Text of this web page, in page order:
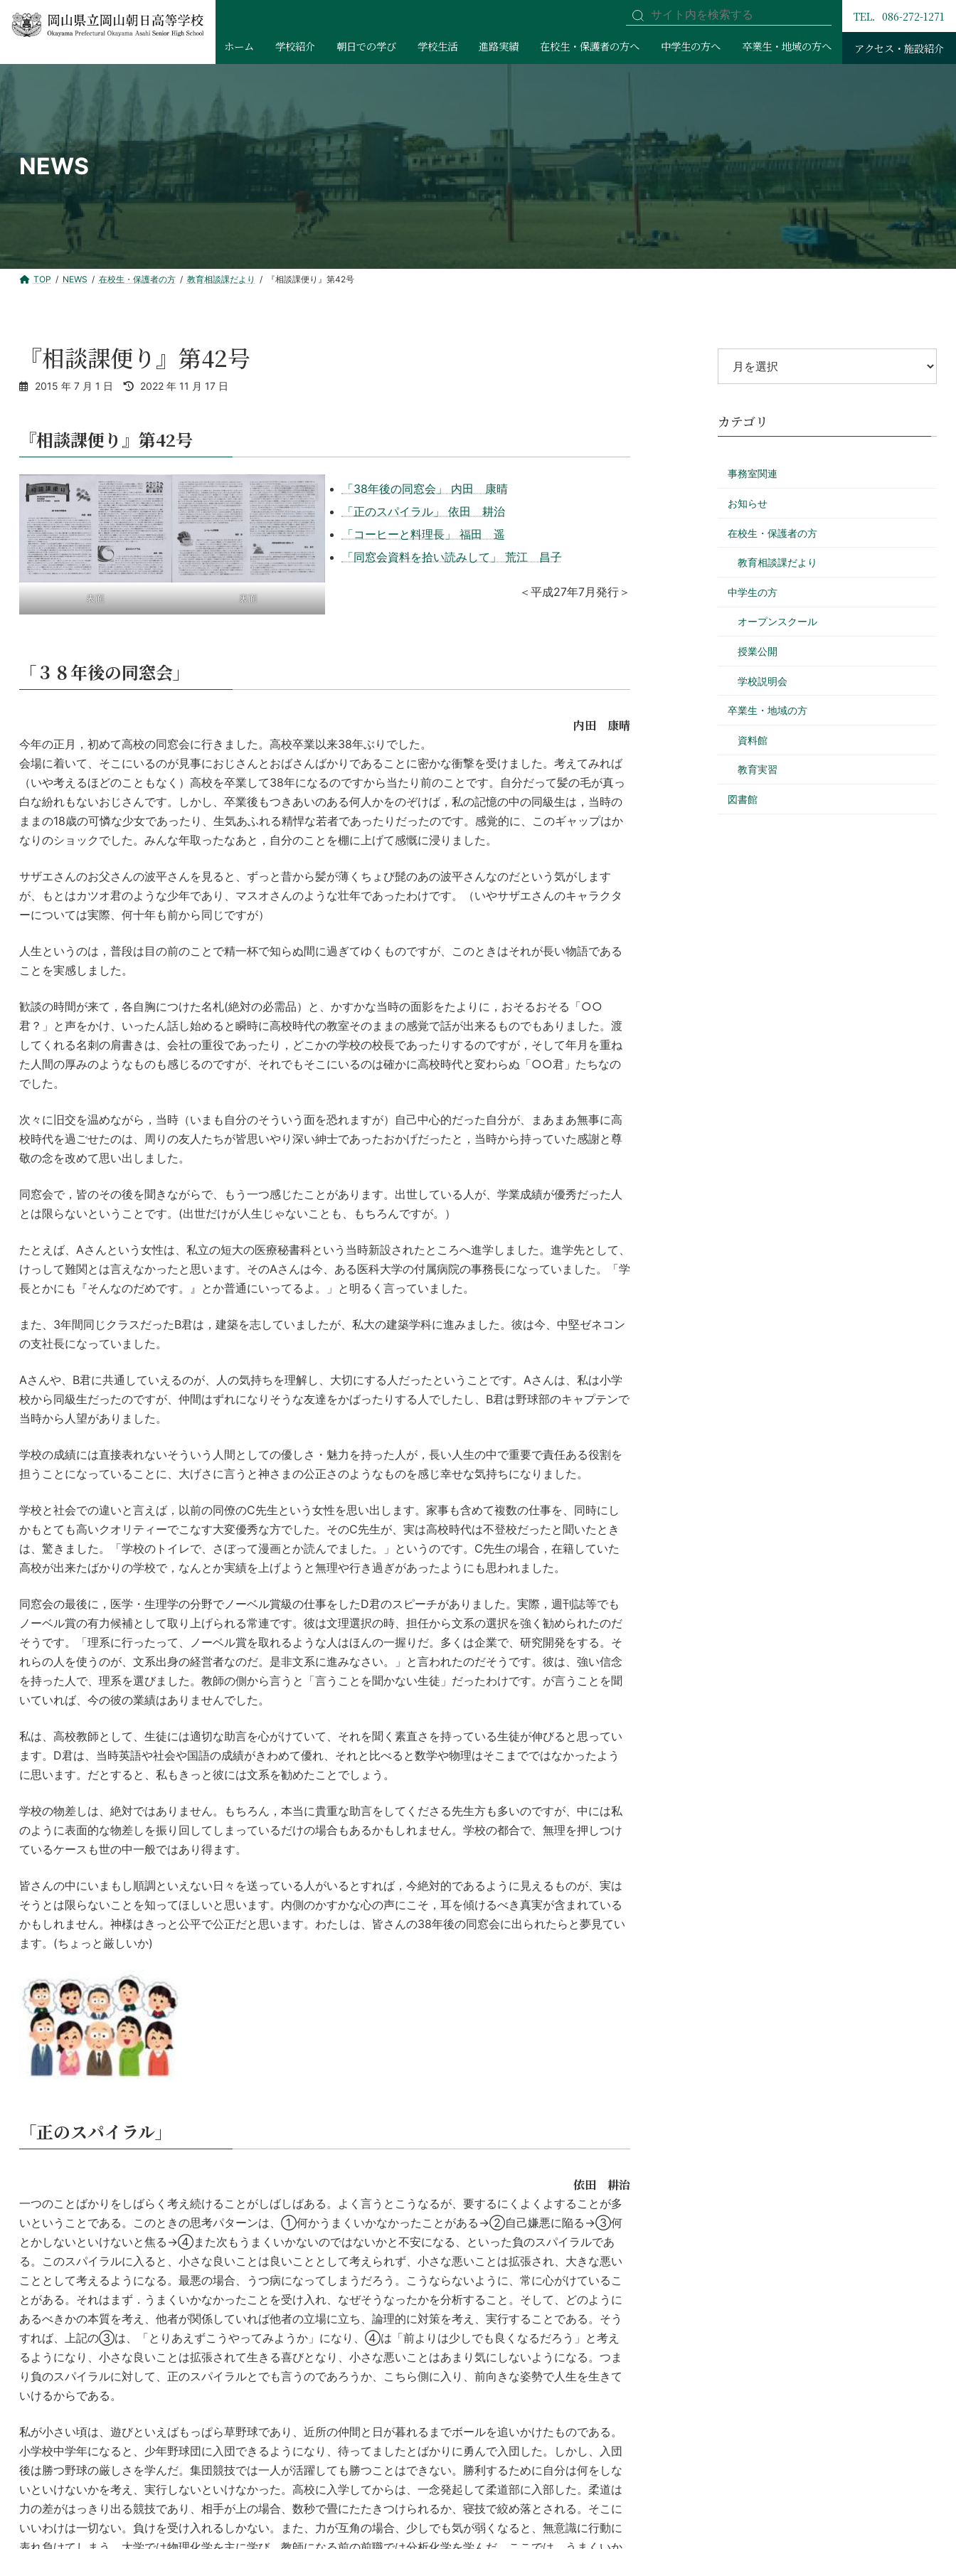
ス
キ
ッ
ン
に
移
TEL．086-272-1271
アクセス・施設紹介
ホーム 学校紹介 朝日での学び 学校生活 進路実績 在校生・保護者の方へ 中学生の方へ 卒業生・地域の方へ
NEWS
TOP NEWS 在校生・保護者の方 教育相談課だより 『相談課便り』第42号
『相談課便り』第42号
2015 年 7 月 1 日
最
新
日
時
:
2022 年 11 月 17 日
『相談課便り』第42号
表面 裏面
「38年後の同窓会」 内田 康晴
「正のスパイラル」 依田 耕治
「コーヒーと料理長」 福田 遥
「同窓会資料を拾い読みして」 荒江 昌子
＜平成27年7月発行＞
「３８年後の同窓会」
内田 康晴
今年の正月，初めて高校の同窓会に行きました。高校卒業以来38年ぶりでした。
会場に着いて、そこにいるのが見事におじさんとおばさんばかりであることに密かな衝撃を受けました。考えてみれば
（いや考えるほどのこともなく）高校を卒業して38年になるのですから当たり前のことです。自分だって髪の毛が真っ
白な紛れもないおじさんです。しかし、卒業後もつきあいのある何人かをのぞけば，私の記憶の中の同級生は，当時の
ままの18歳の可憐な少女であったり、生気あふれる精悍な若者であったりだったのです。感覚的に、このギャップはか
なりのショックでした。みんな年取ったなあと，自分のことを棚に上げて感慨に浸りました。
サザエさんのお父さんの波平さんを見ると、ずっと昔から髪が薄くちょび髭のあの波平さんなのだという気がします
が、もとはカツオ君のような少年であり、マスオさんのような壮年であったわけです。（いやサザエさんのキャラクタ
ーについては実際、何十年も前から同じですが）
人生というのは，普段は目の前のことで精一杯で知らぬ間に過ぎてゆくものですが、このときはそれが長い物語である
ことを実感しました。
歓談の時間が来て，各自胸につけた名札(絶対の必需品）と、かすかな当時の面影をたよりに，おそるおそる「○○
君？」と声をかけ、いったん話し始めると瞬時に高校時代の教室そのままの感覚で話が出来るものでもありました。渡
してくれる名刺の肩書きは、会社の重役であったり，どこかの学校の校長であったりするのですが，そして年月を重ね
た人間の厚みのようなものも感じるのですが、それでもそこにいるのは確かに高校時代と変わらぬ「○○君」たちなの
でした。
次々に旧交を温めながら，当時（いまも自分のそういう面を恐れますが）自己中心的だった自分が、まあまあ無事に高
校時代を過ごせたのは、周りの友人たちが皆思いやり深い紳士であったおかげだったと，当時から持っていた感謝と尊
敬の念を改めて思い出しました。
同窓会で，皆のその後を聞きながらで、もう一つ感じたことがあります。出世している人が、学業成績が優秀だった人
とは限らないということです。(出世だけが人生じゃないことも、もちろんですが。）
たとえば、Aさんという女性は、私立の短大の医療秘書科という当時新設されたところへ進学しました。進学先として、
けっして難関とは言えなかったと思います。そのAさんは今、ある医科大学の付属病院の事務長になっていました。「学
長とかにも『そんなのだめです。』とか普通にいってるよ。」と明るく言っていました。
また、3年間同じクラスだったB君は，建築を志していましたが、私大の建築学科に進みました。彼は今、中堅ゼネコン
の支社長になっていました。
Aさんや、B君に共通していえるのが、人の気持ちを理解し、大切にする人だったということです。Aさんは、私は小学
校から同級生だったのですが、仲間はずれになりそうな友達をかばったりする人でしたし、B君は野球部のキャプテンで
当時から人望がありました。
学校の成績には直接表れないそういう人間としての優しさ・魅力を持った人が，長い人生の中で重要で責任ある役割を
担うことになっていることに、大げさに言うと神さまの公正さのようなものを感じ幸せな気持ちになりました。
学校と社会での違いと言えば，以前の同僚のC先生という女性を思い出します。家事も含めて複数の仕事を、同時にし
かもとても高いクオリティーでこなす大変優秀な方でした。そのC先生が、実は高校時代は不登校だったと聞いたとき
は、驚きました。「学校のトイレで、さぼって漫画とか読んでました。」というのです。C先生の場合，在籍していた
高校が出来たばかりの学校で，なんとか実績を上げようと無理や行き過ぎがあったようにも思われました。
同窓会の最後に，医学・生理学の分野でノーベル賞級の仕事をしたD君のスピーチがありました。実際，週刊誌等でも
ノーベル賞の有力候補として取り上げられる常連です。彼は文理選択の時、担任から文系の選択を強く勧められたのだ
そうです。「理系に行ったって、ノーベル賞を取れるような人はほんの一握りだ。多くは企業で、研究開発をする。そ
れらの人を使うのが、文系出身の経営者なのだ。是非文系に進みなさい。」と言われたのだそうです。彼は、強い信念
を持った人で、理系を選びました。教師の側から言うと「言うことを聞かない生徒」だったわけです。が言うことを聞
いていれば、今の彼の業績はありませんでした。
私は、高校教師として、生徒には適切な助言を心がけていて、それを聞く素直さを持っている生徒が伸びると思ってい
ます。D君は、当時英語や社会や国語の成績がきわめて優れ、それと比べると数学や物理はそこまでではなかったよう
に思います。だとすると、私もきっと彼には文系を勧めたことでしょう。
学校の物差しは、絶対ではありません。もちろん，本当に貴重な助言をしてくださる先生方も多いのですが、中には私
のように表面的な物差しを振り回してしまっているだけの場合もあるかもしれません。学校の都合で、無理を押しつけ
ているケースも世の中一般ではあり得ます。
皆さんの中にいまもし順調といえない日々を送っている人がいるとすれば，今絶対的であるように見えるものが、実は
そうとは限らないことを知ってほしいと思います。内側のかすかな心の声にこそ，耳を傾けるべき真実が含まれている
かもしれません。神様はきっと公平で公正だと思います。わたしは、皆さんの38年後の同窓会に出られたらと夢見てい
ます。(ちょっと厳しいか)
「正のスパイラル」
依田 耕治
一つのことばかりをしばらく考え続けることがしばしばある。よく言うとこうなるが、要するにくよくよすることが多
いということである。このときの思考パターンは、①何かうまくいかなかったことがある→②自己嫌悪に陥る→③何
とかしないといけないと焦る→④また次もうまくいかないのではないかと不安になる、といった負のスパイラルであ
る。このスパイラルに入ると、小さな良いことは良いこととして考えられず、小さな悪いことは拡張され、大きな悪い
こととして考えるようになる。最悪の場合、うつ病になってしまうだろう。こうならないように、常に心がけているこ
とがある。それはまず．うまくいかなかったことを受け入れ、なぜそうなったかを分析すること。そして、どのように
あるべきかの本質を考え、他者が関係していれば他者の立場に立ち、論理的に対策を考え、実行することである。そう
すれば、上記の③は、「とりあえずこうやってみようか」になり、④は「前よりは少しでも良くなるだろう」と考え
るようになり、小さな良いことは拡張されて生きる喜びとなり、小さな悪いことはあまり気にしないようになる。つま
り負のスパイラルに対して、正のスパイラルとでも言うのであろうか、こちら側に入り、前向きな姿勢で人生を生きて
いけるからである。
私が小さい頃は、遊びといえばもっぱら草野球であり、近所の仲間と日が暮れるまでボールを追いかけたものである。
小学校中学年になると、少年野球団に入団できるようになり、待ってましたとばかりに勇んで入団した。しかし、入団
後は勝つ野球の厳しさを学んだ。集団競技では一人が活躍しても勝つことはできない。勝利するために自分は何をしな
いといけないかを考え、実行しないといけなかった。高校に入学してからは、一念発起して柔道部に入部した。柔道は
力の差がはっきり出る競技であり、相手が上の場合、数秒で畳にたたきつけられるか、寝技で絞め落とされる。そこに
いいわけは一切ない。負けを受け入れるしかない。また、力が互角の場合、少しでも気が弱くなると、無意識に行動に
カテゴリ
事務室関連
お知らせ
在校生・保護者の方
教育相談課だより
中学生の方
オープンスクール
授業公開
学校説明会
卒業生・地域の方
資料館
教育実習
図書館